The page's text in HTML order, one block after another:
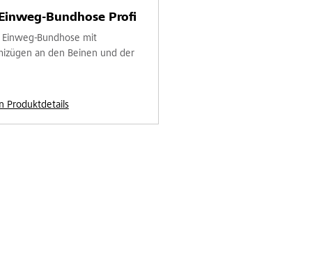
Bundhose Profi
Einweg-Bundhose mit
an den Beinen und der
Produktdetails